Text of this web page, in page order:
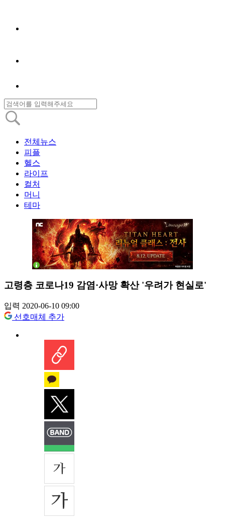
전체뉴스
피플
헬스
라이프
컬처
머니
테마
고령층 코로나19 감염·사망 확산 '우려가 현실로'
입력 2020-06-10 09:00
선호매체 추가